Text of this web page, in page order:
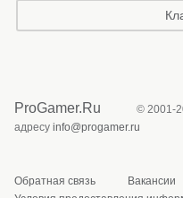
ProGamer.Ru
© 2001-
адресу info@progamer.ru
Обратная связь Вакансии